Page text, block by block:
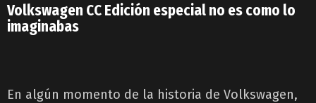
Volkswagen CC Edición especial no es como lo
imaginabas
En algún momento de la historia de Volkswagen,